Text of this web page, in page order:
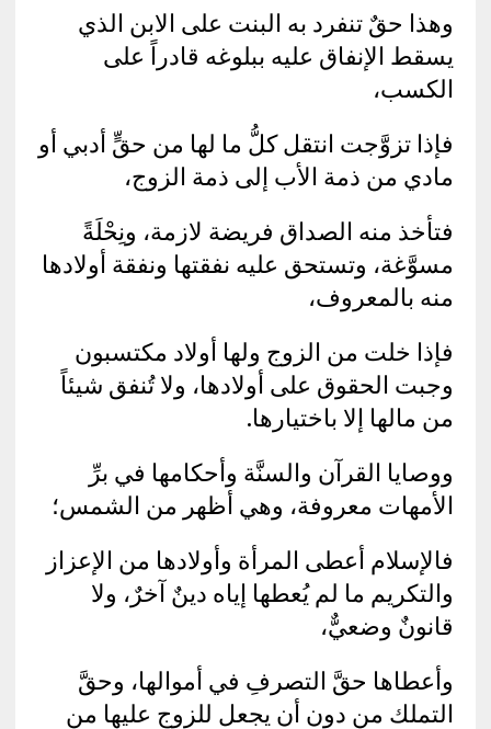
وهذا حقٌ تنفرد به البنت على الابن الذي
يسقط الإنفاق عليه ببلوغه قادراً على
الكسب،
فإذا تزوَّجت انتقل كلُّ ما لها من حقٍّ أدبي أو
مادي من ذمة الأب إلى ذمة الزوج،
فتأخذ منه الصداق فريضة لازمة، ونِحْلَةً
مسوَّغة، وتستحق عليه نفقتها ونفقة أولادها
منه بالمعروف،
فإذا خلت من الزوج ولها أولاد مكتسبون
وجبت الحقوق على أولادها، ولا تُنفق شيئاً
من مالها إلا باختيارها.
ووصايا القرآن والسنَّة وأحكامها في برِّ
الأمهات معروفة، وهي أظهر من الشمس؛
فالإسلام أعطى المرأة وأولادها من الإعزاز
والتكريم ما لم يُعطها إياه دينٌ آخرٌ، ولا
قانونٌ وضعيٌّ،
وأعطاها حقَّ التصرفِ في أموالها، وحقَّ
التملك من دون أن يجعل للزوج عليها من